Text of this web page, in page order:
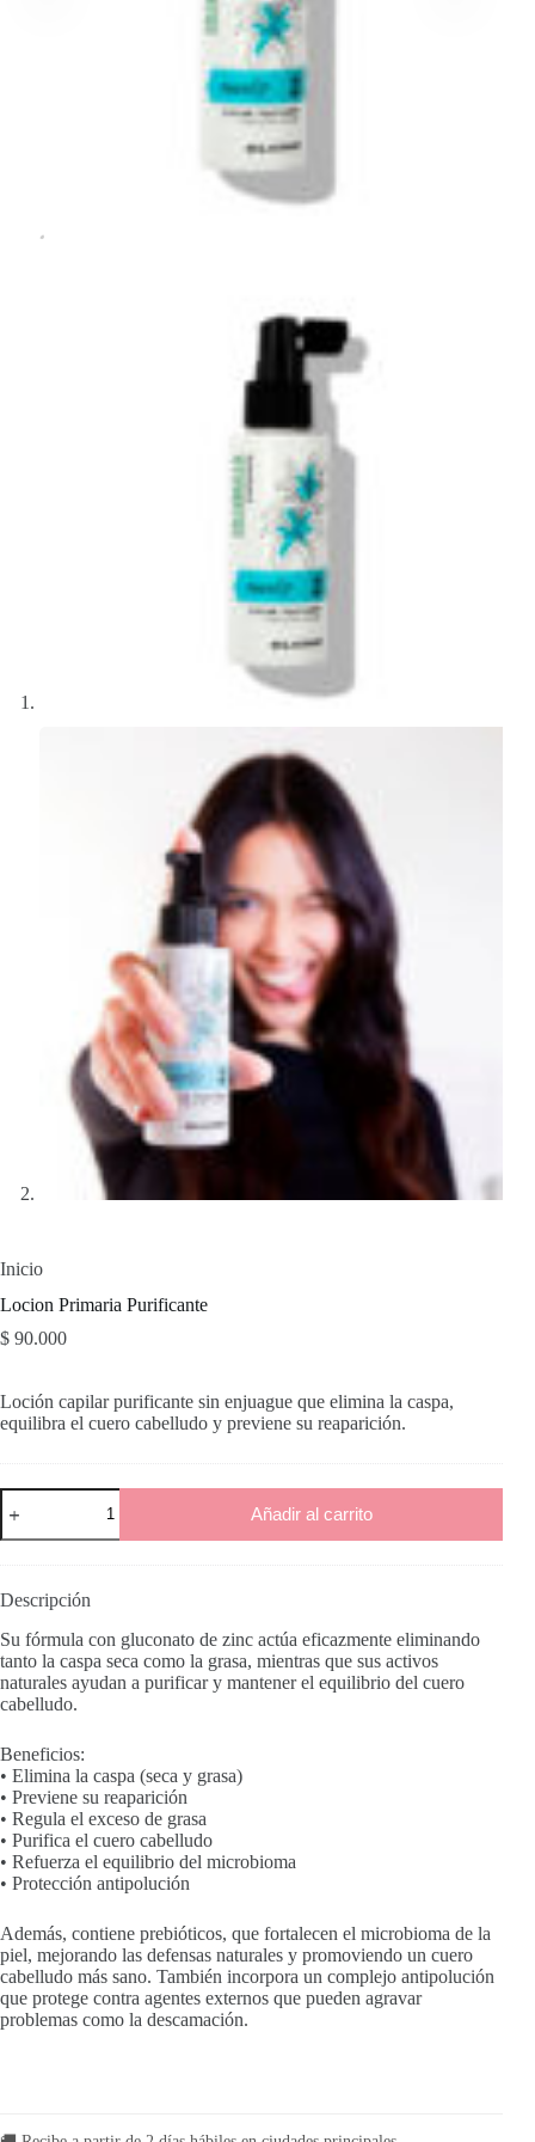
Inicio
Locion Primaria Purificante
$ 90.000
Loción capilar purificante sin enjuague que elimina la caspa,
equilibra el cuero cabelludo y previene su reaparición.
Locion
Primaria
Purificante
Añadir al carrito
Descripción
Su fórmula con gluconato de zinc actúa eficazmente eliminando
tanto la caspa seca como la grasa, mientras que sus activos
naturales ayudan a purificar y mantener el equilibrio del cuero
cabelludo.
Beneficios:
• Elimina la caspa (seca y grasa)
• Previene su reaparición
• Regula el exceso de grasa
• Purifica el cuero cabelludo
• Refuerza el equilibrio del microbioma
• Protección antipolución
Además, contiene prebióticos, que fortalecen el microbioma de la
piel, mejorando las defensas naturales y promoviendo un cuero
cabelludo más sano. También incorpora un complejo antipolución
que protege contra agentes externos que pueden agravar
problemas como la descamación.